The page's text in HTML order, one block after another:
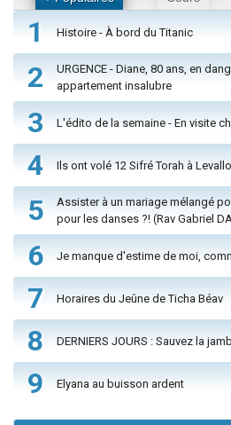
1 Histoire - À bord du Titanic
2
URGENCE - Diane, 80 ans, en
appartement insalubre
3 L'édito de la semaine - En visite
4 Ils ont volé 12 Sifré Torah à
5
Assister à un mariage mélangé
pour les danses ?! (Rav Gabriel
6 Je manque d'estime de moi,
7 Horaires du Jeûne de Ticha Béav
8 DERNIERS JOURS : Sauvez la
9 Elyana au buisson ardent